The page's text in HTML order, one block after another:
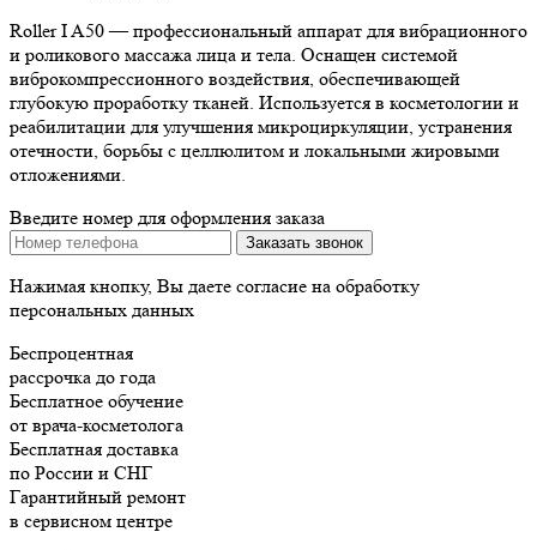
Roller I A50 — профессиональный аппарат для вибрационного
и роликового массажа лица и тела. Оснащен системой
виброкомпрессионного воздействия, обеспечивающей
глубокую проработку тканей. Используется в косметологии и
реабилитации для улучшения микроциркуляции, устранения
отечности, борьбы с целлюлитом и локальными жировыми
отложениями.
Введите номер для оформления заказа
Нажимая кнопку, Вы даете согласие на обработку
персональных данных
Беспроцентная
рассрочка до года
Бесплатное обучение
от врача-косметолога
Бесплатная доставка
по России и СНГ
Гарантийный ремонт
в сервисном центре